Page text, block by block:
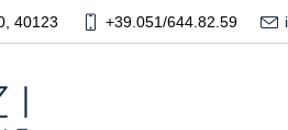
, 40123 +39.051/644.82.59